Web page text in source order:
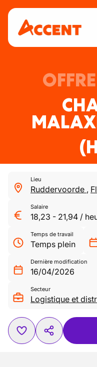
Lieu
Ruddervoorde ,
Salaire
18,23 - 21,94 /
Temps de travail
Temps plein
Dernière modification
16/04/2026
Secteur
Logistique et